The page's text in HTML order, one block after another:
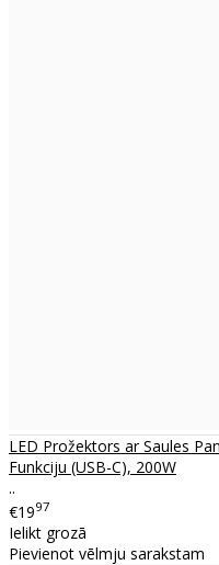
LED Prožektors ar Saules
Funkciju (USB-C), 200W
..
€1997
Ielikt grozā
Pievienot vēlmju sarakstam